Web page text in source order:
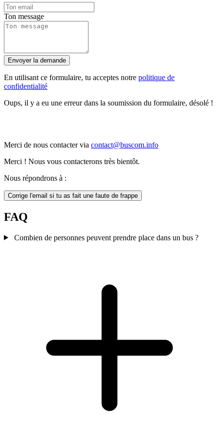
Ton message
Envoyer la demande
En utilisant ce formulaire, tu acceptes notre politique de
confidentialité
Oups, il y a eu une erreur dans la soumission du formulaire, désolé !
Merci de nous contacter via contact@buscom.info
Merci ! Nous vous contacterons très bientôt.
Nous répondrons à :
Corrige l'email si tu as fait une faute de frappe
FAQ
Combien de personnes peuvent prendre place dans un bus ?